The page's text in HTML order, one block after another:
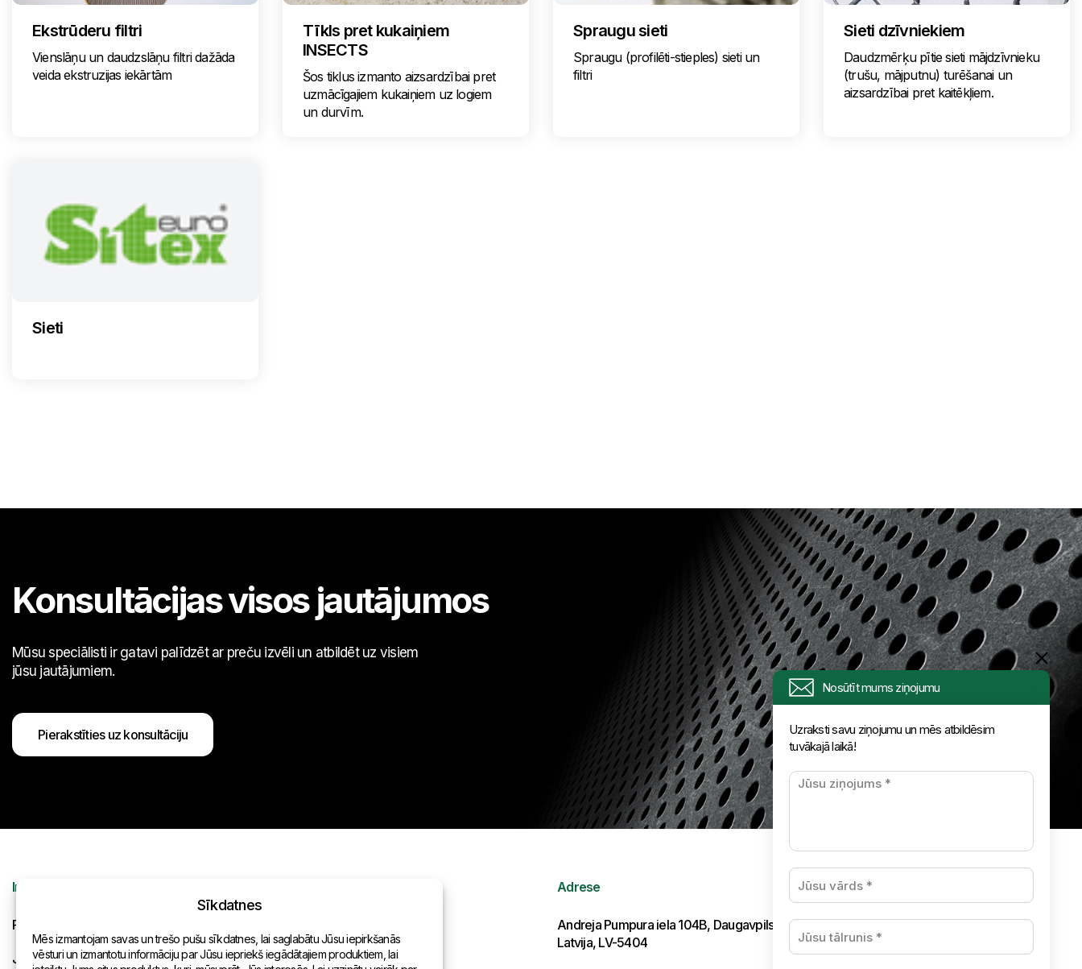
Ekstrūderu filtri
Vienslāņu un daudzslāņu filtri dažāda
veida ekstruzijas iekārtām
Tīkls pret kukaiņiem
INSECTS
Šos tiklus izmanto aizsardzībai pret
uzmācīgajiem kukaiņiem uz logiem
un durvīm.
Spraugu sieti
Spraugu (profilēti-stieples) sieti un
filtri
Sieti dzīvniekiem
Daudzmērķu pītie sieti mājdzīvnieku
(trušu, mājputnu) turēšanai un
aizsardzībai pret kaitēkļiem.
Sieti
Konsultācijas visos jautājumos
Mūsu speciālisti ir gatavi palīdzēt ar preču izvēli un atbildēt uz visiem
jūsu jautājumiem.
Pierakstīties uz konsultāciju
Nosūtīt mums ziņojumu
Uzraksti savu ziņojumu un mēs atbildēsim
tuvākajā laikā!
Informācija
Pieprasījums
Jaunumi Pārstāvniecības pasaulē
Adrese
Andreja Pumpura iela 104B, Daugavpils,
Latvija, LV-5404
Sīkdatnes
Mēs izmantojam savas un trešo pušu sīkdatnes, lai saglabātu Jūsu iepirkšanās
vēsturi un izmantotu informāciju par Jūsu iepriekš iegādātajiem produktiem, lai